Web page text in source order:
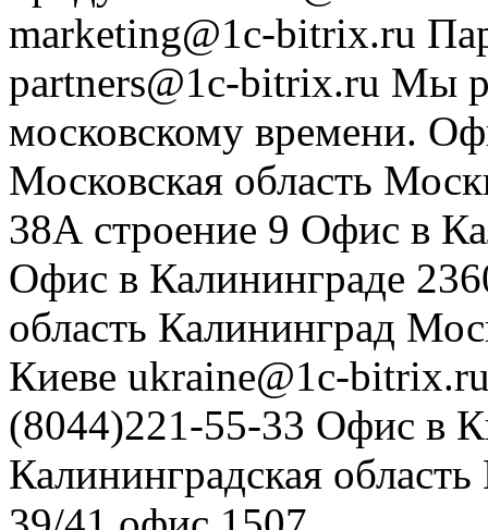
marketing@1c-bitrix.ru
partners@1c-bitrix.ru Мы
московскому времени.
Московская область
38А строение 9 Офис в
Офис в Калининграде
область Калининград
Киеве ukraine@1c-
(8044)221-55-33 Офис в
Калининградская область